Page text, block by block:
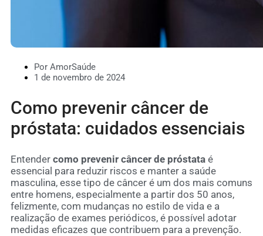
Por AmorSaúde
1 de novembro de 2024
Como prevenir câncer de
próstata: cuidados essenciais
Entender como prevenir câncer de próstata é
essencial para reduzir riscos e manter a saúde
masculina, esse tipo de câncer é um dos mais comuns
entre homens, especialmente a partir dos 50 anos,
felizmente, com mudanças no estilo de vida e a
realização de exames periódicos, é possível adotar
medidas eficazes que contribuem para a prevenção.